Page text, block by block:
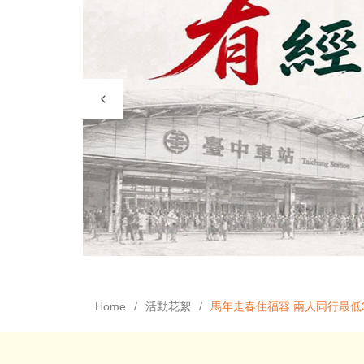
Home 活動花絮 馬年走春住福容 兩人同行最